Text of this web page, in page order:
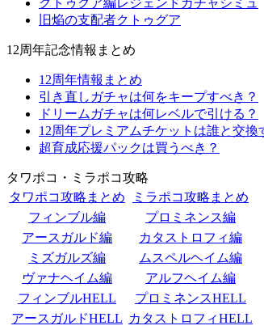
クトゥグア編レジェンドガチャシミュ
旧焔の支配者クトゥグア
12周年記念情報まとめ
12周年情報まとめ
引き直しガチャは何をキープすべき？
ドリームガチャは何レベルで引ける？
12周年プレミアムチケットは誰と交換
超育成応援パックは買うべき？
タワポコ・ミラポコ攻略
タワポコ攻略まとめ
ミラポコ攻略まとめ
フィンブル編
プロミネンス編
アースガルド編
カタストロフィ編
ミズガルズ編
ムスペルヘイム編
ヴァナヘイム編
アルフヘイム編
フィンブルHELL
プロミネンスHELL
アースガルドHELL カタストロフィHELL